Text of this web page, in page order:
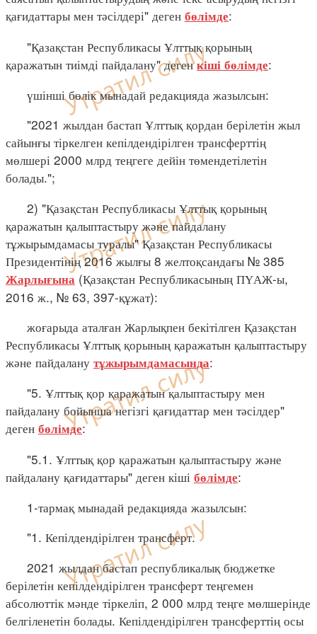
қағидаттары мен тәсілдері" деген бөлімде:
"Қазақстан Республикасы Ұлттық қорының
қаражатын тиімді пайдалану" дегенкіші бөлімде:
үшінші бөлік мынадай редакцияда жазылсын:
"2021 жылдан бастап Ұлттық қордан берілетін жыл
сайынғы тіркелген кепілдендірілген трансферттің
мөлшері 2000 млрд теңгеге дейін төмендетілетін
болады.";
2) "Қазақстан Республикасы Ұлттық қорының
қаражатын қалыптастыру және пайдалану
тұжырымдамасы туралы" Қазақстан Республикасы
Президентінің 2016 жылғы 8 желтоқсандағы № 385
Жарлығына (Қазақстан Республикасының ПҮАЖ-ы,
2016 ж., № 63, 397-құжат):
жоғарыда аталған Жарлықпен бекітілген Қазақстан
Республикасы Ұлттық қорының қаражатын қалыптастыру
және пайдалану тұжырымдамасында:
"5. Ұлттық қор қаражатын қалыптастыру мен
пайдалану бойынша негізгі қағидаттар мен тәсілдер"
деген бөлімде:
"5.1. Ұлттық қор қаражатын қалыптастыру және
пайдалану қағидаттары" деген кіші бөлімде:
1-тармақ мынадай редакцияда жазылсын:
"1. Кепілдендірілген трансферт.
2021 жылдан бастап республикалық бюджетке
берілетін кепілдендірілген трансферт теңгемен
абсолюттік мәнде тіркеліп, 2 000 млрд теңге мөлшерінде
белгіленетін болады. Кепілдендірілген трансферттің осы